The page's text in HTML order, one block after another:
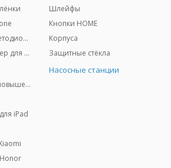
Лампы кольцевые светодиодные + штативы
Блок питания / адаптер для MacBook "MagSafe"
Шлейфы
Кнопки HOME
Корпуса
Защитные стёкла
Аккумулятор iPhone повышенной ёмкости
iPad
Насосные станции